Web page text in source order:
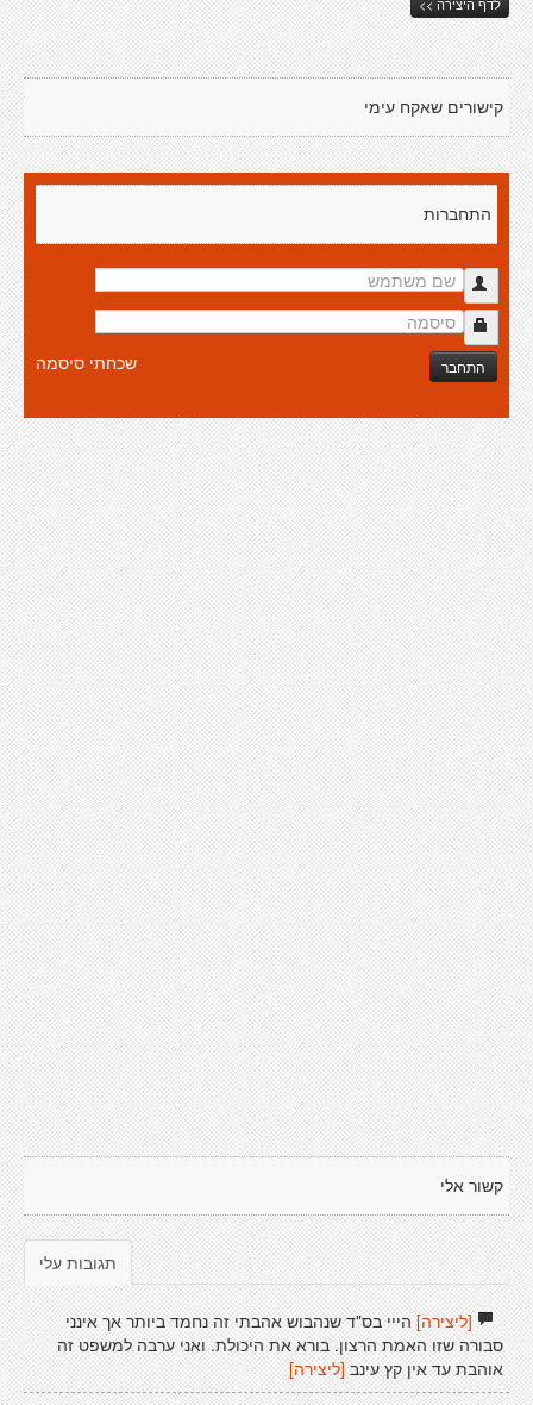
קישורים שאקח עימי
התחברות
התחבר שכחתי סיסמה
קשור אלי
תגובות עלי
[ליצירה]הייי בס"ד שנהבוש אהבתי זה נחמד ביותר אך אינני
סבורה שזו האמת הרצון. בורא את היכולת. ואני ערבה למשפט זה
אוהבת עד אין קץ עינב [ליצירה]